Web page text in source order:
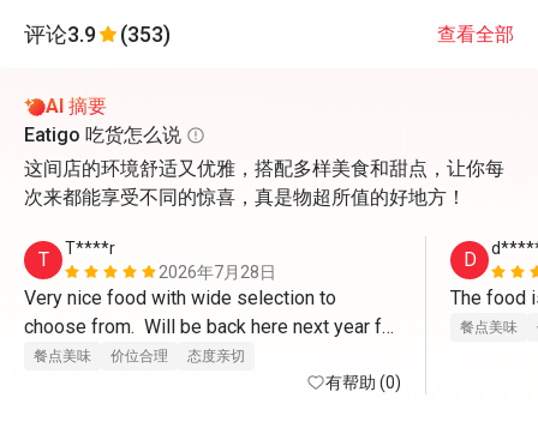
评论3.9 (353) 查看全部
AI 摘要
Eatigo 吃货怎么说
这间店的环境舒适又优雅，搭配多样美食和甜点，让你每
次来都能享受不同的惊喜，真是物超所值的好地方！
T
T****r
2026年7月28日
Very nice food with wide selection to
choose from.  Will be back here next year for
sure. Staff were very welcoming and
provided excellent service.  Thank you.
餐点美味 价位合理 态度亲切
有帮助 (0)
D
餐点美味